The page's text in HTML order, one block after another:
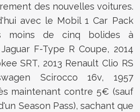
des nouvelles voitures.
avec le Mobil 1 Car Pack
moins de cinq bolides à
F-Type R Coupe, 2014
SRT, 2013 Renault Clio RS
Scirocco 16v, 1957
maintenant contre 5€ (sauf
Season Pass), sachant que